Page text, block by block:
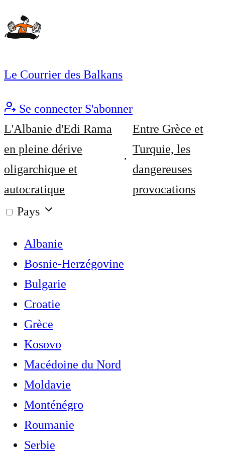
Le Courrier des Balkans
Se connecter S'abonner
L'Albanie d'Edi Rama
en pleine dérive
oligarchique et
autocratique
Entre Grèce et
Turquie, les
dangereuses
provocations
Pays
Albanie
Bosnie-Herzégovine
Bulgarie
Croatie
Grèce
Kosovo
Macédoine du Nord
Moldavie
Monténégro
Roumanie
Serbie